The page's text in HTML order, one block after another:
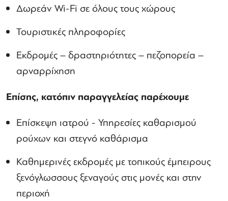
Δωρεάν Wi-Fi σε όλους τους χώρους
Τουριστικές πληροφορίες
Εκδρομές – δραστηριότητες – πεζοπορεία –
αρναρρίχηση
Επίσης, κατόπιν παραγγελείας παρέχουμε
Επίσκεψη ιατρού - Υπηρεσίες καθαρισμού
ρούχων και στεγνό καθάρισμα
Καθημερινές εκδρομές με τοπικούς έμπειρους
ξενόγλωσσους ξεναγούς στις μονές και στην
περιοχή